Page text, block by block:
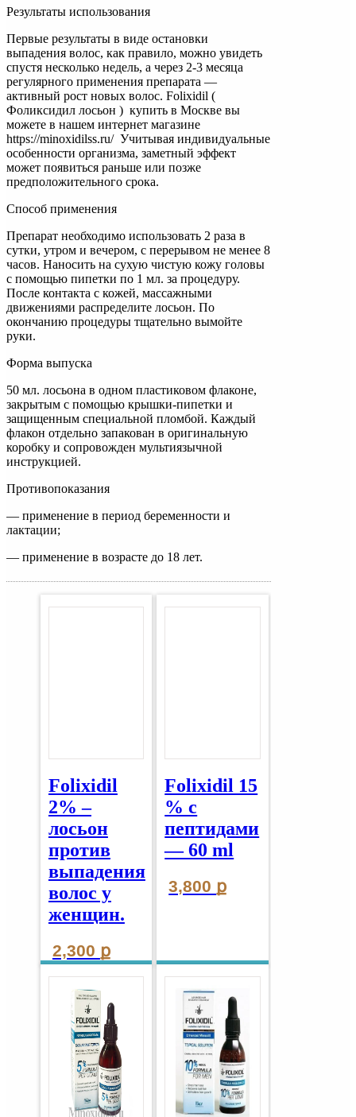
Результаты использования
Первые результаты в виде остановки
выпадения волос, как правило, можно увидеть
спустя несколько недель, а через 2-3 месяца
регулярного применения препарата —
активный рост новых волос. Folixidil (
Фоликсидил лосьон ) купить в Москве вы
можете в нашем интернет магазине
https://minoxidilss.ru/ Учитывая индивидуальные
особенности организма, заметный эффект
может появиться раньше или позже
предположительного срока.
Способ применения
Препарат необходимо использовать 2 раза в
сутки, утром и вечером, с перерывом не менее 8
часов. Наносить на сухую чистую кожу головы
с помощью пипетки по 1 мл. за процедуру.
После контакта с кожей, массажными
движениями распределите лосьон. По
окончанию процедуры тщательно вымойте
руки.
Форма выпуска
50 мл. лосьона в одном пластиковом флаконе,
закрытым с помощью крышки-пипетки и
защищенным специальной пломбой. Каждый
флакон отдельно запакован в оригинальную
коробку и сопровожден мультиязычной
инструкцией.
Противопоказания
— применение в период беременности и
лактации;
— применение в возрасте до 18 лет.
Folixidil
2% –
лосьон
против
выпадения
волос у
женщин.
2,300 ք
Folixidil 15
% с
пептидами
— 60 ml
3,800 ք